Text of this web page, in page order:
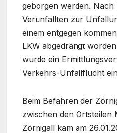
geborgen werden. Nach
Verunfallten zur
einem entgegen
LKW abgedrängt
wurde ein
Verkehrs-Unfallflucht
Beim Befahren der
zwischen den Ortsteilen
Zörnigall kam am